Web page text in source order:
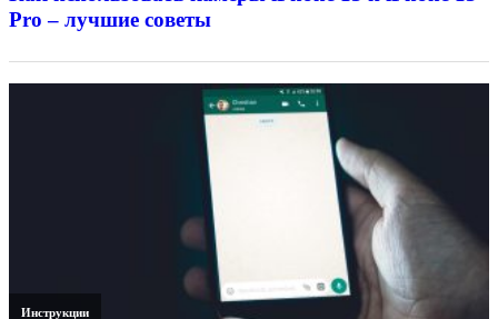
Pro – лучшие советы
Инструкции